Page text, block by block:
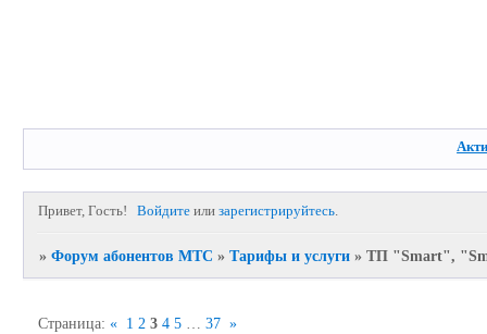
Привет, Гость! Войдите илизарегистрируйтесь.
»Форум абонентов МТС »Тарифы и услуги »ТП "Smart",
Страница:« 1 2 3 4 5 37 »